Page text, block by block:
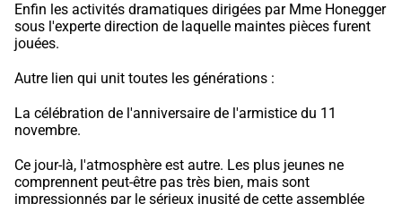
Enfin les activités dramatiques dirigées par Mme Honegger
sous l'experte direction de laquelle maintes pièces furent
jouées.
Autre lien qui unit toutes les générations :
La célébration de l'anniversaire de l'armistice du 11
novembre.
Ce jour-là, l'atmosphère est autre. Les plus jeunes ne
comprennent peut-être pas très bien, mais sont
impressionnés par le sérieux inusité de cette assemblée